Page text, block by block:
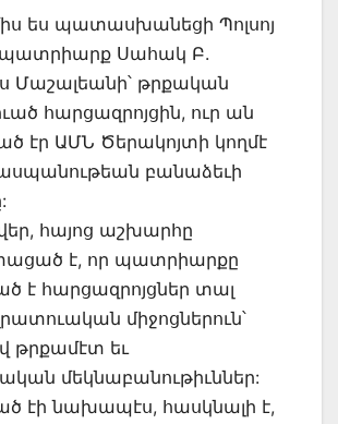
ես պատասխանեցի Պոլսոյ
պատրիարք Սահակ Բ.
Մաշալեանի՝ թրքական
հարցազրոյցին, ուր ան
էր ԱՄՆ Ծերակոյտի կողմէ
բանաձեւի
վեր, հայոց աշխարհը
է, որ պատրիարքը
է հարցազրոյցներ տալ
միջոցներուն՝
թրքամէտ եւ
մեկնաբանութիւններ:
էի նախապէս, հասկնալի է,